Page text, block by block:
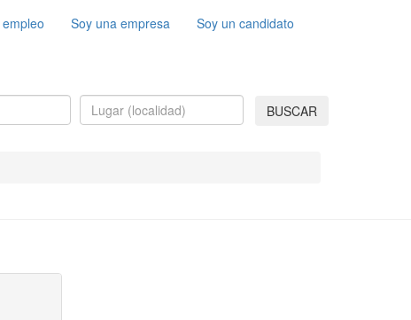
Soy una empresa Soy un candidato
BUSCAR